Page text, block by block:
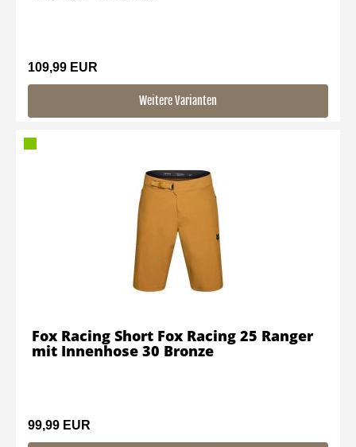
109,99 EUR
Weitere Varianten
99,99 EUR
Fox Racing Short Fox Racing 25 Ranger
mit Innenhose 30 Bronze